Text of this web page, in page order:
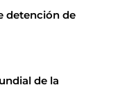
detención de
de la